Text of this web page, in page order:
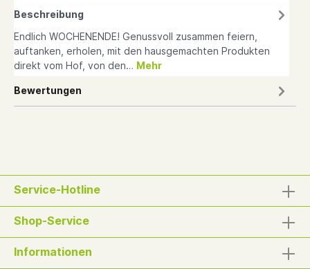
Beschreibung
Endlich WOCHENENDE! Genussvoll zusammen feiern,
auftanken, erholen, mit den hausgemachten Produkten
direkt vom Hof, von den… Mehr
Bewertungen
Service-Hotline
Shop-Service
Informationen